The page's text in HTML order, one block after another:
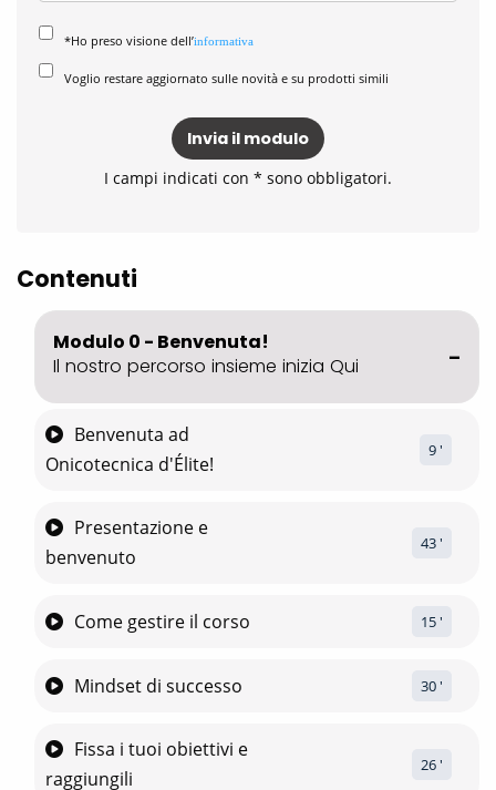
*Ho preso visione dell’informativa
Voglio restare aggiornato sulle novità e su prodotti simili
Invia il modulo
I campi indicati con * sono obbligatori.
Contenuti
Modulo 0 - Benvenuta!
Il nostro percorso insieme inizia Qui
Benvenuta ad
Onicotecnica d'Élite!
9 '
Presentazione e
benvenuto
43 '
Come gestire il corso 15 '
Mindset di successo 30 '
Fissa i tuoi obiettivi e
raggiungili
26 '